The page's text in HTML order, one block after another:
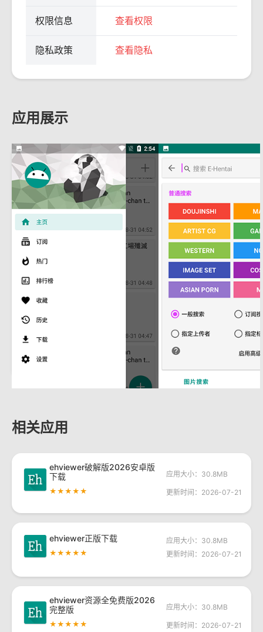
权限信息 查看权限
隐私政策 查看隐私
应用展示
相关应用
ehviewer破解版2026安卓版
下载
★★★★★
应用大小：30.8MB
更新时间：2026-07-21
ehviewer正版下载
★★★★★
应用大小：30.8MB
更新时间：2026-07-21
ehviewer资源全免费版2026
完整版
★★★★★
应用大小：30.8MB
更新时间：2026-07-21